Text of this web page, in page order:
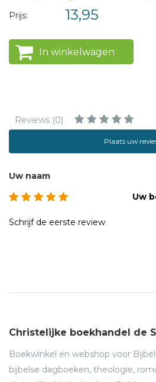
Prijs: 13,95
In winkelwagen
Reviews (0)
Plaats uw
Uw naam
Uw
Schrijf de eerste review
Christelijke boekhandel de
Boekwinkel en webshop voor
bijbelse dagboeken, theologie,